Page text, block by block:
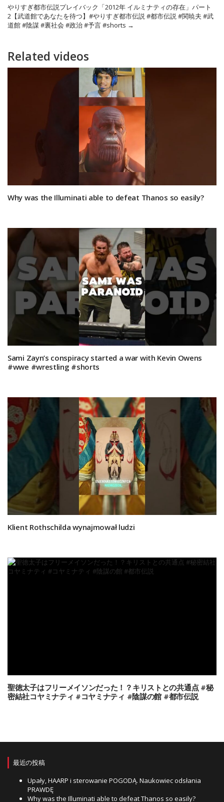
やりすぎ都市伝説プレイバック「2012年 イルミナティの存在」パート
2【武道館であなたを待つ】#やりすぎ都市伝説 #都市伝説 #関暁夫 #武
道館 #陰謀 #裏社会 #政治 #予言 #shorts →
Related videos
Why was the Illuminati able to defeat Thanos so easily?
Sami Zayn’s conspiracy started a war with Kevin Owens
#wwe #wrestling #shorts
Klient Rothschilda wynajmował ludzi
聖徳太子はフリーメイソンだった！？キリストとの共通点 #秘
密結社コヤミナティ #コヤミナティ #陰謀の館 #都市伝説
最近の投稿
Upały, HAARP i sterowanie POGODĄ. Naukowiec odsłania
PRAWDĘ
Why was the Illuminati able to defeat Thanos so easily?